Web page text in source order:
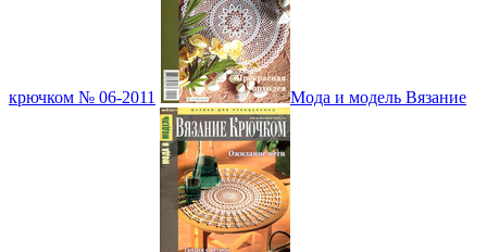
крючком № 06-2011 Мода и модель Вязание